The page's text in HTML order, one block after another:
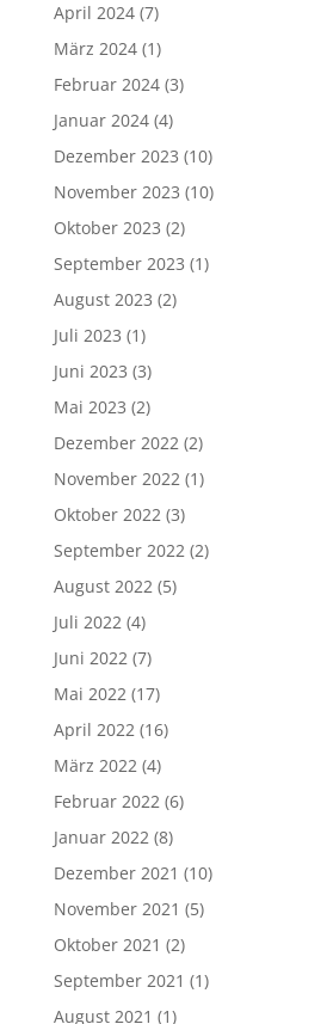
April 2024(7)
März 2024(1)
Februar 2024(3)
Januar 2024(4)
Dezember 2023 (10)
November 2023 (10)
Oktober 2023 (2)
September 2023 (1)
August 2023 (2)
Juli 2023 (1)
Juni 2023 (3)
Mai 2023 (2)
Dezember 2022(2)
November 2022(1)
Oktober 2022(3)
September 2022(2)
August 2022(5)
Juli 2022(4)
Juni 2022(7)
Mai 2022(17)
April 2022(16)
März 2022(4)
Februar 2022(6)
Januar 2022(8)
Dezember 2021 (10)
November 2021 (5)
Oktober 2021 (2)
September 2021 (1)
August 2021 (1)